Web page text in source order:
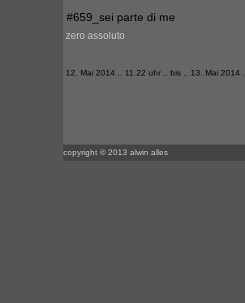
#659_sei parte di me
zero assoluto
12. Mai 2014 .. 11.22 uhr .. bis .. 13. Mai 2014
copyright © 2013 alwin alles